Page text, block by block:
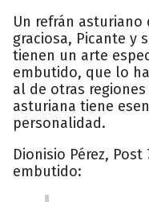
Un refrán
graciosa, Picante y
tienen un arte
embutido, que lo
al de otras
asturiana tiene
personalidad.
Dionisio Pérez,
embutido: